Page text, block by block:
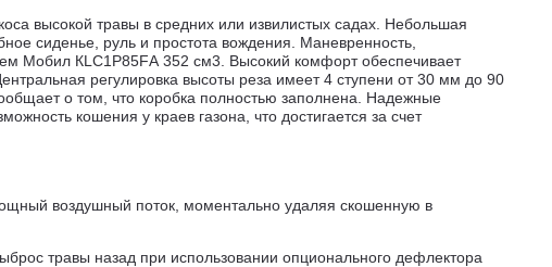
высокой травы в средних или извилистых садах. Небольшая
сиденье, руль и простота вождения. Маневренность,
Мобил КLC1P85FА 352 см3. Высокий комфорт обеспечивает
регулировка высоты реза имеет 4 ступени от 30 мм до 90
о том, что коробка полностью заполнена. Надежные
кошения у краев газона, что достигается за счет
воздушный поток, моментально удаляя скошенную в
травы назад при использовании опционального дефлектора